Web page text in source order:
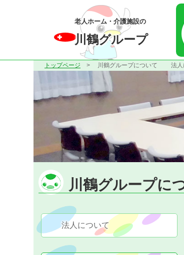
老人ホーム・介護施設の
川鶴グループ
トップページ 川鶴グループについて 法
川鶴グループに
法人について